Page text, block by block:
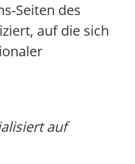
Seiten des
auf die sich
auf